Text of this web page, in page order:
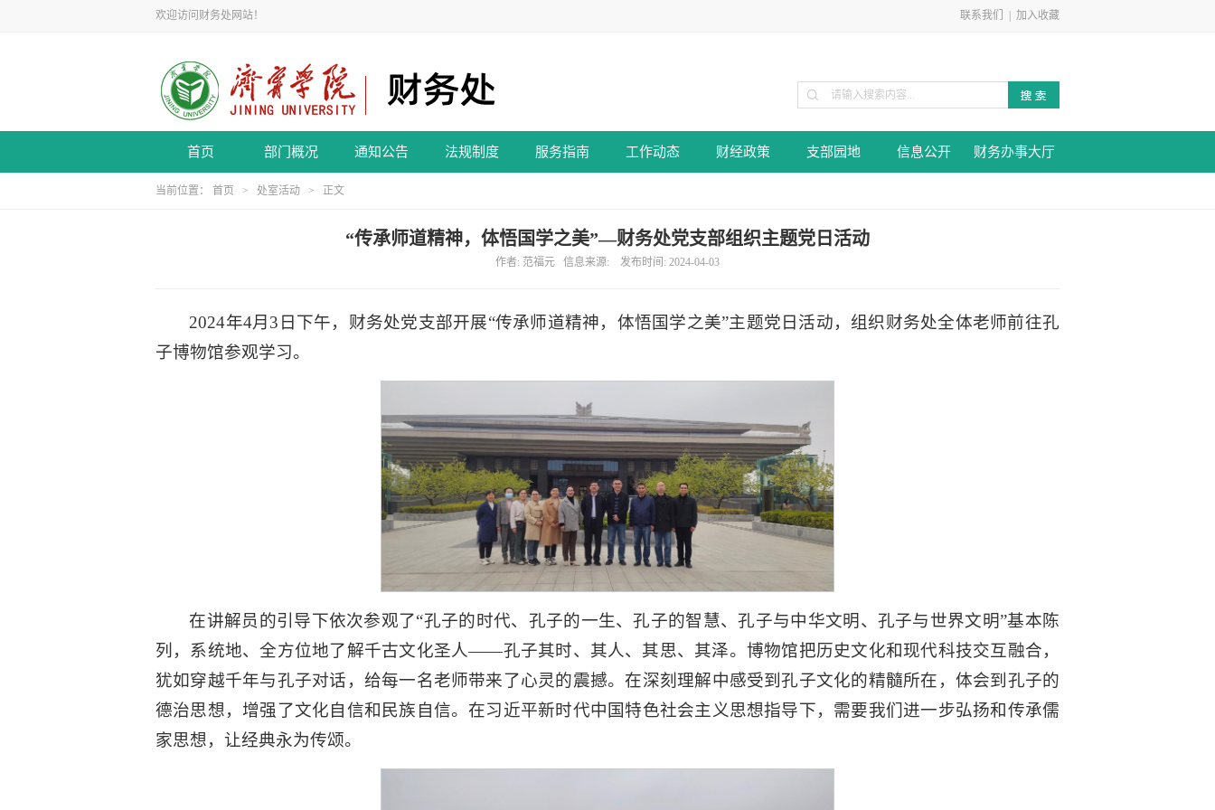
欢迎访问财务处网站！ 联系我们 加入收藏
首页 部门概况 通知公告 法规制度 服务指南 工作动态 财经政策 支部园地 信息公开 财务办事大厅
当前位置： 首页 > 处室活动 > 正文
“传承师道精神，体悟国学之美”—财务处党支部组织主题党日活动
作者: 范福元 信息来源: 发布时间: 2024-04-03
2024年4月3日下午，财务处党支部开展“传承师道精神，体悟国学之美”主题党日活动，组织财务处全体老师前往孔
子博物馆参观学习。
在讲解员的引导下依次参观了“孔子的时代、孔子的一生、孔子的智慧、孔子与中华文明、孔子与世界文明”基本陈
列，系统地、全方位地了解千古文化圣人——孔子其时、其人、其思、其泽。博物馆把历史文化和现代科技交互融合，
犹如穿越千年与孔子对话，给每一名老师带来了心灵的震撼。在深刻理解中感受到孔子文化的精髓所在，体会到孔子的
德治思想，增强了文化自信和民族自信。在习近平新时代中国特色社会主义思想指导下，需要我们进一步弘扬和传承儒
家思想，让经典永为传颂。